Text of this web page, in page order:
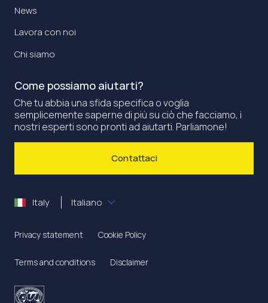
News
Lavora con noi
Chi siamo
Come possiamo aiutarti?
Che tu abbia una sfida specifica o voglia
semplicemente saperne di più su ciò che facciamo, i
nostri esperti sono pronti ad aiutarti. Parliamone!
Contattaci
Italy Italiano
Privacy statement Cookie Policy
Terms and conditions Disclaimer